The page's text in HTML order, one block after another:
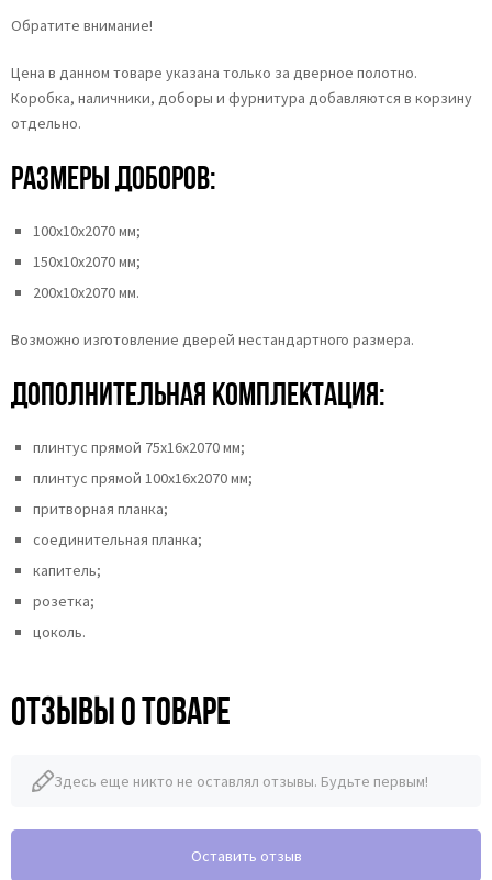
Обратите внимание!
Цена в данном товаре указана только за дверное полотно.
Коробка, наличники, доборы и фурнитура добавляются в корзину
отдельно.
Размеры доборов:
100х10х2070 мм;
150х10х2070 мм;
200х10х2070 мм.
Возможно изготовление дверей нестандартного размера.
Дополнительная комплектация:
плинтус прямой 75х16х2070 мм;
плинтус прямой 100х16х2070 мм;
притворная планка;
соединительная планка;
капитель;
розетка;
цоколь.
Отзывы о товаре
Здесь еще никто не оставлял отзывы. Будьте первым!
Оставить отзыв